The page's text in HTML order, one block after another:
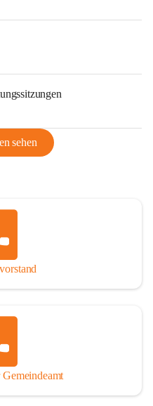
sehen